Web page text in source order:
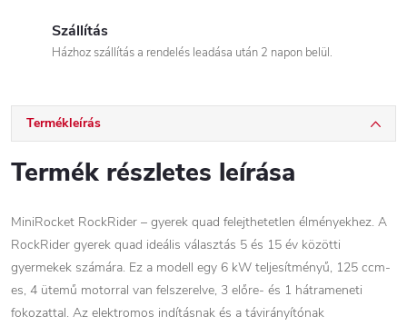
Szállítás
Házhoz szállítás a rendelés leadása után 2 napon belül.
Termékleírás
Termék részletes leírása
MiniRocket RockRider – gyerek quad felejthetetlen élményekhez. A
RockRider gyerek quad ideális választás 5 és 15 év közötti
gyermekek számára. Ez a modell egy 6 kW teljesítményű, 125 ccm-
es, 4 ütemű motorral van felszerelve, 3 előre- és 1 hátrameneti
fokozattal. Az elektromos indításnak és a távirányítónak